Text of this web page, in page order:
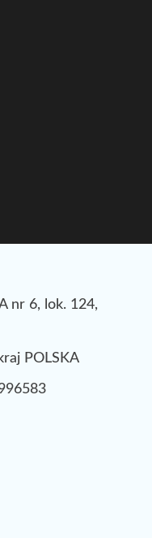
nr 6, lok. 124,
POLSKA